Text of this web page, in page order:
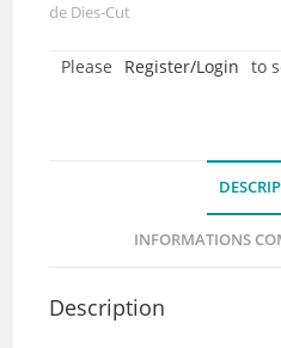
dies-
-
de Dies-Cut
Please Register/Login to
INFORMATIONS
Description